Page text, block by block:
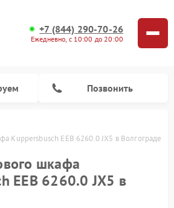
+7 (844) 290-70-26
Ежедневно, с 10:00 до 20:00
Позвонить
Kuppersbusch EEB 6260.0 JX5 в Волгограде
шкафа
EEB 6260.0 JX5 в